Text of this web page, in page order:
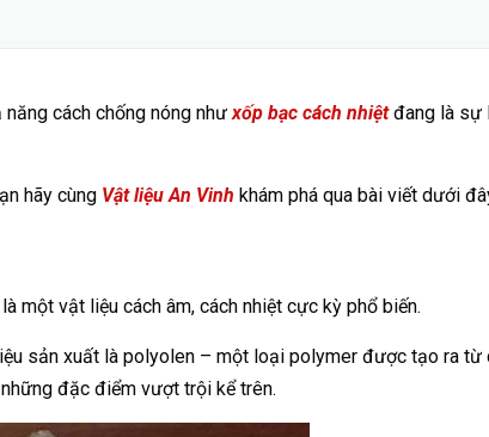
năng cách chống nóng nhưxốp bạc cách nhiệt đang là sự
hãy cùng Vật liệu An Vinh khám phá qua bài viết dưới
một vật liệu cách âm, cách nhiệt cực kỳ phổ biến.
sản xuất là polyolen – một loại polymer được tạo ra từ
đặc điểm vượt trội kể trên.